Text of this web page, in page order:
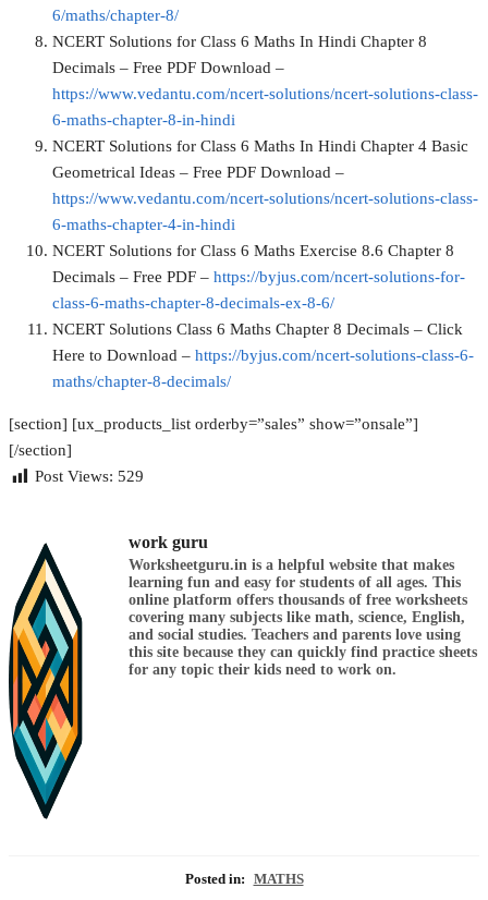
6/maths/chapter-8/
NCERT Solutions for Class 6 Maths In Hindi Chapter 8
Decimals – Free PDF Download –
https://www.vedantu.com/ncert-solutions/ncert-solutions-class-
6-maths-chapter-8-in-hindi
NCERT Solutions for Class 6 Maths In Hindi Chapter 4 Basic
Geometrical Ideas – Free PDF Download –
https://www.vedantu.com/ncert-solutions/ncert-solutions-class-
6-maths-chapter-4-in-hindi
NCERT Solutions for Class 6 Maths Exercise 8.6 Chapter 8
Decimals – Free PDF – https://byjus.com/ncert-solutions-for-
class-6-maths-chapter-8-decimals-ex-8-6/
NCERT Solutions Class 6 Maths Chapter 8 Decimals – Click
Here to Download – https://byjus.com/ncert-solutions-class-6-
maths/chapter-8-decimals/
[section] [ux_products_list orderby=”sales” show=”onsale”]
[/section]
Post Views: 529
work guru
Worksheetguru.in is a helpful website that makes
learning fun and easy for students of all ages. This
online platform offers thousands of free worksheets
covering many subjects like math, science, English,
and social studies. Teachers and parents love using
this site because they can quickly find practice sheets
for any topic their kids need to work on.
Posted in: MATHS